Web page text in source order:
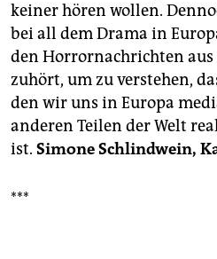
keiner hören wollen.
bei all dem Drama in
den Horrornachrichten aus
zuhört, um zu verstehen,
den wir uns in Europa
anderen Teilen der Welt
ist. Simone Schlindwein,
***